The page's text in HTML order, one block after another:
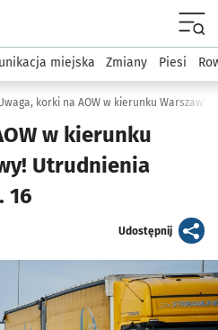
podserwis: Komunikacja
miejska Zmiany Piesi
w kierunku
Utrudnienia
16
Udostępnijartykuł